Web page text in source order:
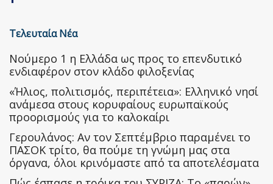
Τελευταία Νέα
Nούμερο 1 η Ελλάδα ως προς το επενδυτικό
ενδιαφέρον στον κλάδο φιλοξενίας
«Ήλιος, πολιτισμός, περιπέτεια»: Ελληνικό νησί
ανάμεσα στους κορυφαίους ευρωπαϊκούς
προορισμούς για το καλοκαίρι
Γερουλάνος: Αν τον Σεπτέμβριο παραμένει το
ΠΑΣΟΚ τρίτο, θα πούμε τη γνώμη μας στα
όργανα, όλοι κρινόμαστε από τα αποτελέσματα